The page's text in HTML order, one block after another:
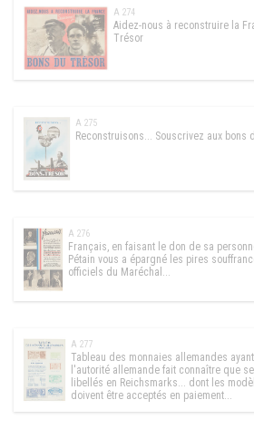
A 274
Aidez-nous à reconstruire la
Trésor
A 275
Reconstruisons... Souscrivez aux bons
A 276
Français, en faisant le don de sa
Pétain vous a épargné les pires
officiels du Maréchal...
A 277
Tableau des monnaies allemandes
l'autorité allemande fait connaître que
libellés en Reichsmarks... dont les
doivent être acceptés en paiement...